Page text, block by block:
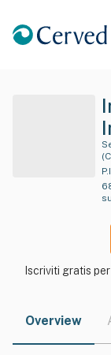
Iscriviti gratis
Overview